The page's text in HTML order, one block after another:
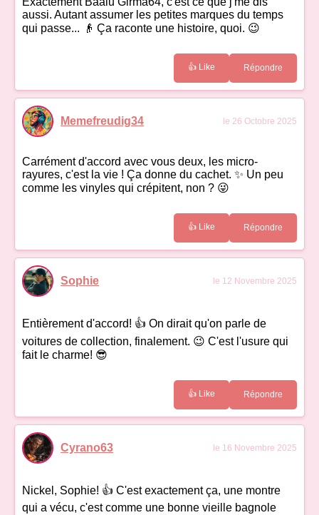
aussi. Autant assumer les petites marques du temps
qui passe... 👴 Ça raconte une histoire, quoi. 😉
👍 Like Répondre
Memefreudig34 le 26 Octobre 2025
Carrément d'accord avec vous deux, les micro-
rayures, c'est la vie ! Ça donne du cachet. ✨ Un peu
comme les vinyles qui crépitent, non ? 😜
👍 Like Répondre
Sophie le 12 Novembre 2025
Entièrement d'accord! 👍 On dirait qu'on parle de
voitures de collection, finalement. 😉 C'est l'usure qui
fait le charme! 😎
👍 Like Répondre
Cyrano63 le 16 Novembre 2025
Nickel, Sophie! 👍 C'est exactement ça, une montre
qui a vécu, c'est comme une bonne vieille bagnole